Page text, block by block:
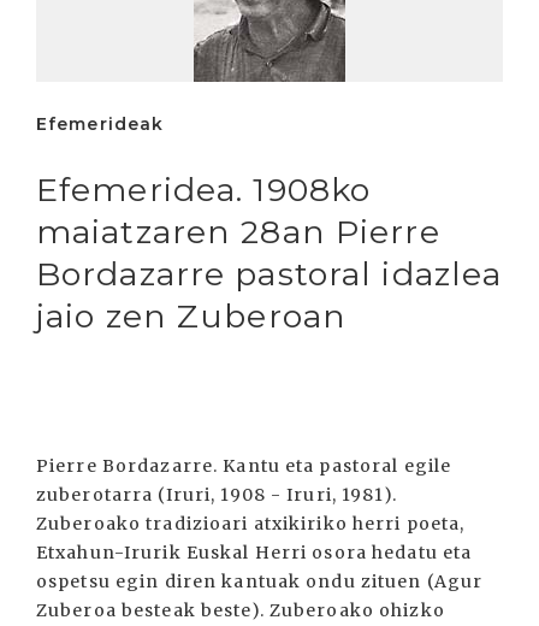
Efemerideak
Efemeridea. 1908ko
maiatzaren 28an Pierre
Bordazarre pastoral idazlea
jaio zen Zuberoan
Pierre Bordazarre. Kantu eta pastoral egile
zuberotarra (Iruri, 1908 - Iruri, 1981).
Zuberoako tradizioari atxikiriko herri poeta,
Etxahun-Irurik Euskal Herri osora hedatu eta
ospetsu egin diren kantuak ondu zituen (Agur
Zuberoa besteak beste). Zuberoako ohizko